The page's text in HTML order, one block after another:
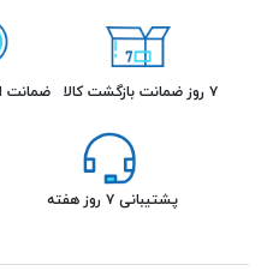
۷ روز ضمانت بازگشت کالا ضمانت
پشتیبانی ۷ روز هفته